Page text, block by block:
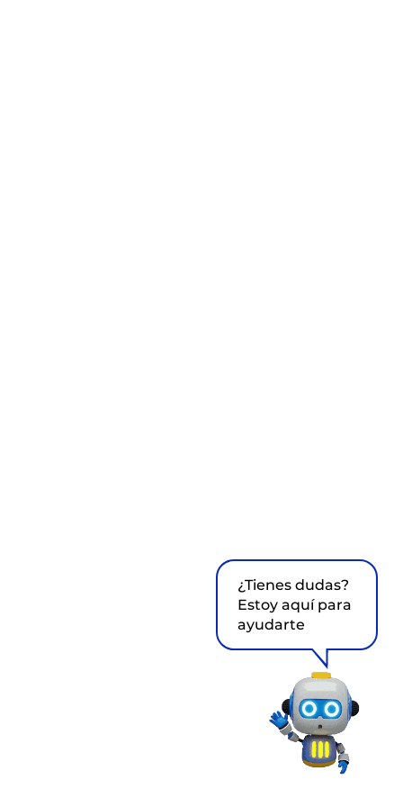
¿Tienes dudas?
Estoy aquí para
ayudarte